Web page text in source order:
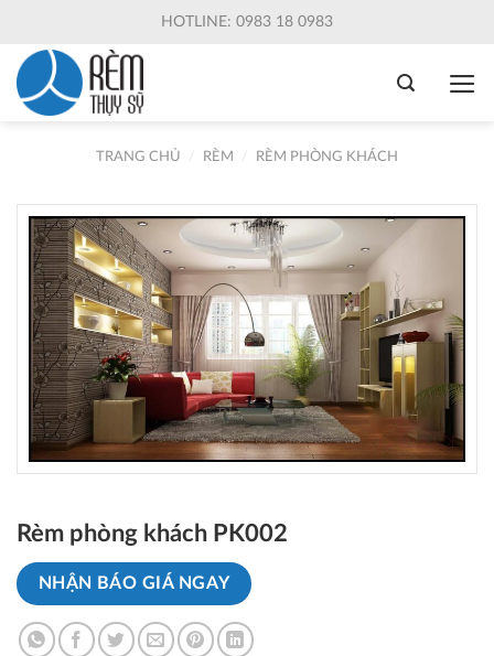
content
HOTLINE: 0983 18 0983
TRANG CHỦ RÈM RÈM PHÒNG KHÁCH
Rèm phòng khách PK002
NHẬN BÁO GIÁ NGAY